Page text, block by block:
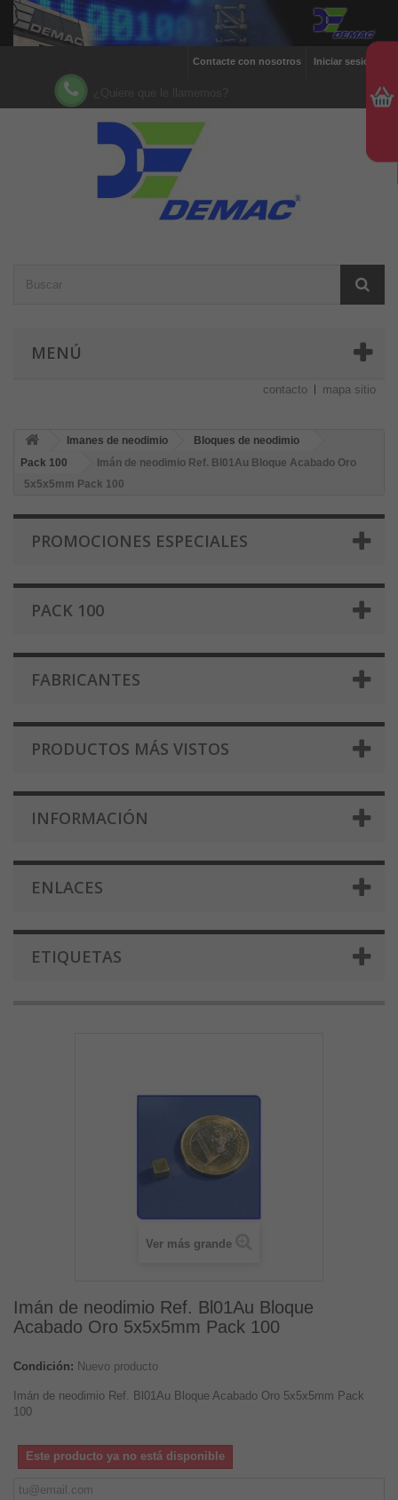
Iniciar sesión
Contacte con nosotros
MENÚ
contacto mapa sitio
Imanes de neodimio
Bloques de neodimio
Pack 100
Imán de neodimio Ref. Bl01Au Bloque Acabado Oro
5x5x5mm Pack 100
PROMOCIONES ESPECIALES
PACK 100
FABRICANTES
PRODUCTOS MÁS VISTOS
INFORMACIÓN
ENLACES
ETIQUETAS
Ver más grande
Imán de neodimio Ref. Bl01Au Bloque
Acabado Oro 5x5x5mm Pack 100
Condición: Nuevo producto
Imán de neodimio Ref. Bl01Au Bloque Acabado Oro 5x5x5mm Pack
100
Este producto ya no está disponible